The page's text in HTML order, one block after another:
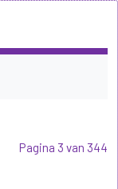
Pagina 3 van 344